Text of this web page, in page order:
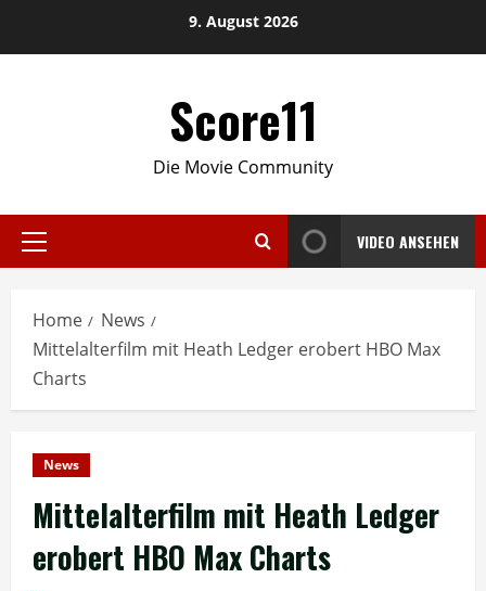
9. August 2026
Score11
Die Movie Community
Primary
VIDEO ANSEHEN
Home
News
Mittelalterfilm mit Heath Ledger erobert HBO Max
Charts
News
Mittelalterfilm mit Heath Ledger
erobert HBO Max Charts